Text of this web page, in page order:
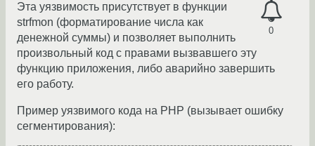
0
Эта уязвимость присутствует в функции
strfmon (форматирование числа как
денежной суммы) и позволяет выполнить
произвольный код с правами вызвавшего эту
функцию приложения, либо аварийно завершить
его работу.
Пример уязвимого кода на PHP (вызывает ошибку
сегментирования):